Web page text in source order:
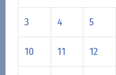
3 4 5
10 11 12